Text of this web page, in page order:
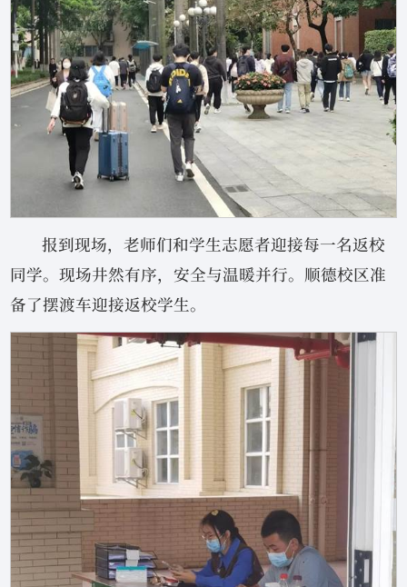
报到现场，老师们和学生志愿者迎接每一名返校
同学。现场井然有序，安全与温暖并行。顺德校区准
备了摆渡车迎接返校学生。